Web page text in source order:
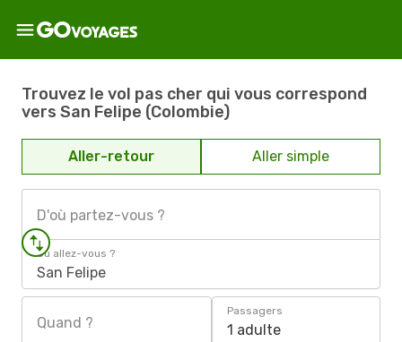
Trouvez le vol pas cher qui vous correspond
vers San Felipe (Colombie)
Aller-retour Aller simple
D'où partez-vous ?
Où allez-vous ?
San Felipe
Quand ?
Passagers
1 adulte